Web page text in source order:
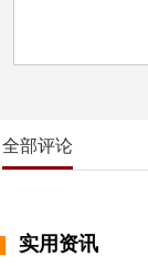
全部评论
实用资讯